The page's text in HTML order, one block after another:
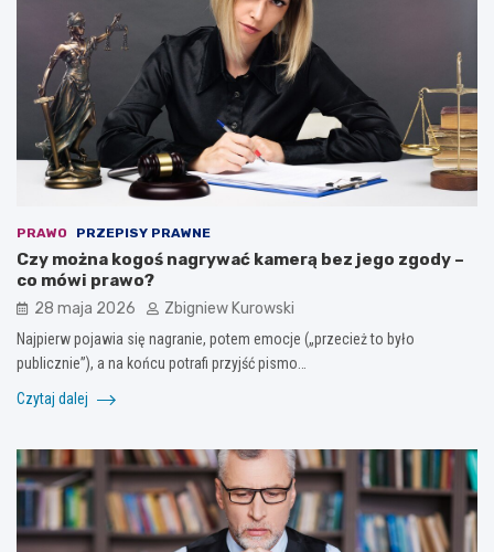
PRAWO PRZEPISY PRAWNE
Czy można kogoś nagrywać kamerą bez jego zgody –
co mówi prawo?
28 maja 2026 Zbigniew Kurowski
Najpierw pojawia się nagranie, potem emocje („przecież to było
publicznie”), a na końcu potrafi przyjść pismo…
Czytaj dalej